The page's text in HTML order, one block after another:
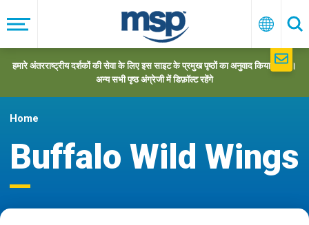
to
main
navigation
मेनू हिन्दी
हमारे अंतरराष्ट्रीय दर्शकों की सेवा के लिए इस साइट के प्रमुख पृष्ठों का अनुवाद किया गया है।
अन्य सभी पृष्ठ अंग्रेजी में डिफ़ॉल्ट रहेंगे
Home
Buffalo Wild Wings